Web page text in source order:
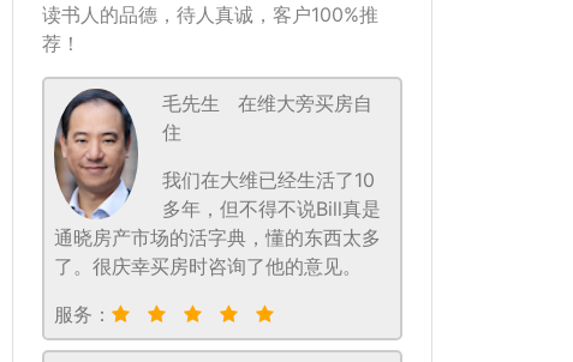
读书人的品德，待人真诚，客户100%推
荐！
毛先生
在维大旁买房自
住
我们在大维已经生活了10
多年，但不得不说Bill真是
通晓房产市场的活字典，懂的东西太多
了。很庆幸买房时咨询了他的意见。
服务：